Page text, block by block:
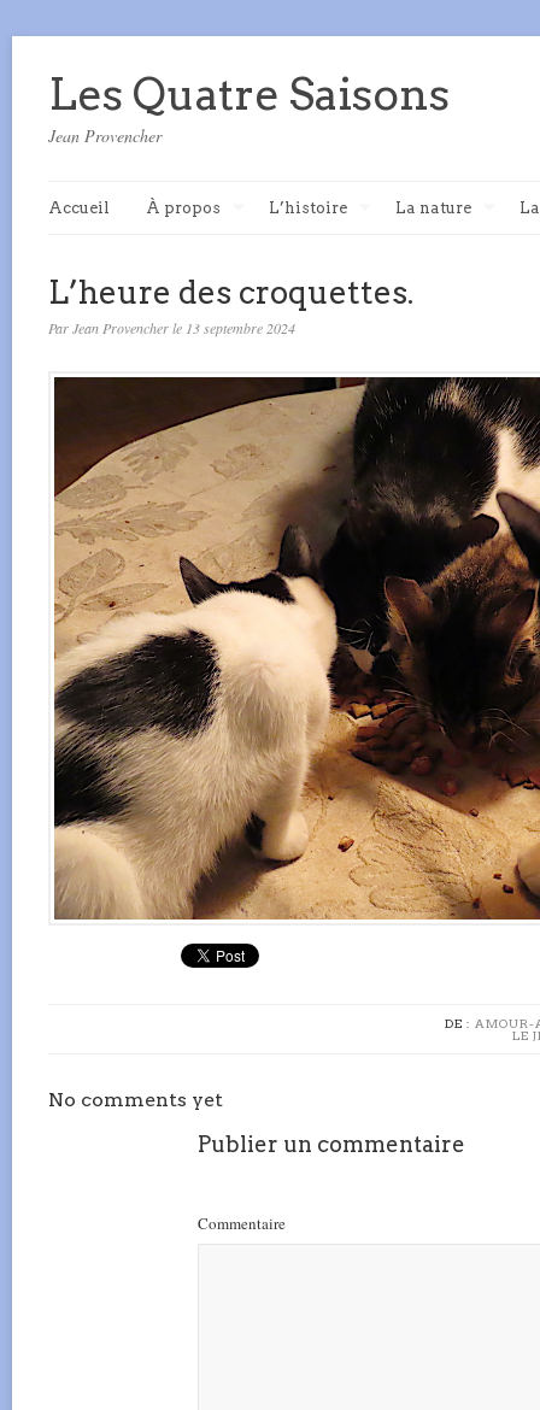
Les Quatre Saisons
Jean Provencher
Accueil À propos L’histoire La nature
L’heure des croquettes.
Par Jean Provencher le 13 septembre 2024
DE : AMOUR-
LE
No comments yet
Publier un commentaire
Commentaire